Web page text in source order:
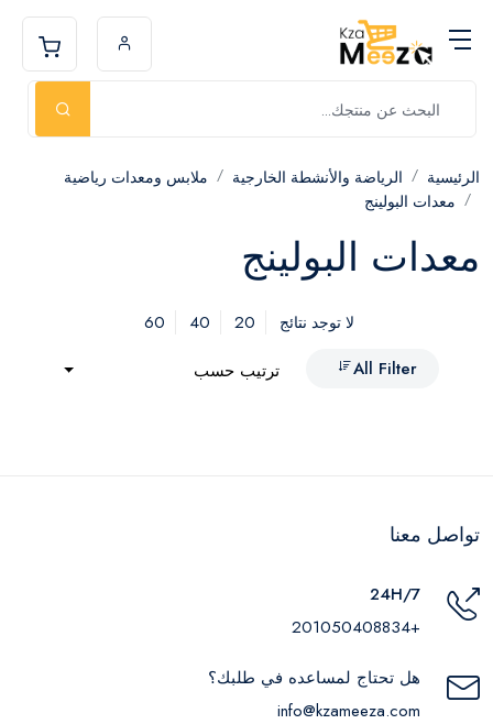
الرئيسية الرياضة والأنشطة الخارجية
ملابس ومعدات رياضية
معدات البولينج
معدات البولينج
لا توجد نتائج 20
40
60
All Filter
ترتيب حسب
تواصل معنا
24H/7
+201050408834
هل تحتاج لمساعده في طلبك؟
info@kzameeza.com